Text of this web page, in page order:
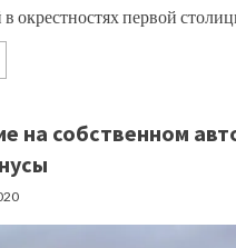
окрестностях первой
на собственном